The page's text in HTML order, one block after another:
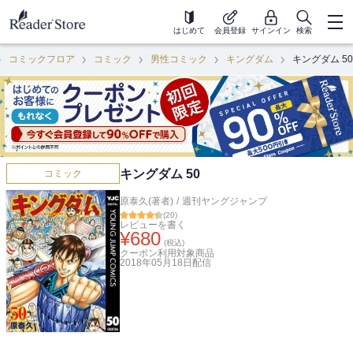
はじめて 会員登録 サインイン 検索
コミックフロア コミック 男性コミック キングダム キングダム 50
コミック キングダム 50
原泰久(著者) / 週刊ヤングジャンプ
(20)
レビューを書く
¥680 (税込)
クーポン利用対象商品
2018年05月18日 配信